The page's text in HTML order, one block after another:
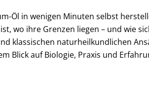
Öl in wenigen Minuten selbst
wo ihre Grenzen liegen – und wie
klassischen naturheilkundlichen
Blick auf Biologie, Praxis und